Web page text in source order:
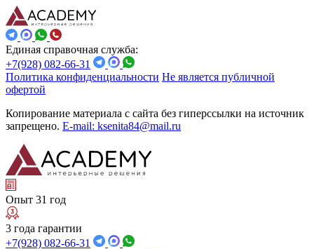
Единая справочная служба:
+7(928) 082-66-31
Политика конфиденциальности Не является публичной
офертой
Копирование материала с сайта без гиперссылки на источник
запрещено. E-mail: ksenita84@mail.ru
Опыт 31 год
3 года гарантии
+7(928) 082-66-31